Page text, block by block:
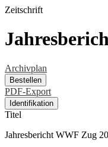
Zeitschrift
Archivplan
Bestellen
PDF-Export
Identifikation
Titel
Jahresbericht WWF Zug